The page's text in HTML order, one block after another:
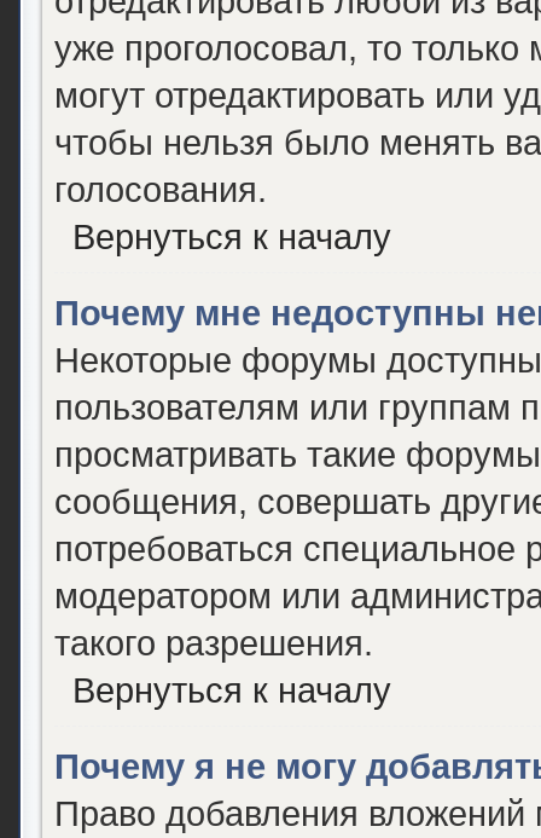
уже проголосовал, то
могут отредактировать или
чтобы нельзя было менять
голосования.
Вернуться к началу
Почему мне недоступны
Некоторые форумы
пользователям или группам
просматривать такие
сообщения, совершать
потребоваться
модератором или
такого разрешения.
Вернуться к началу
Почему я не могу
Право добавления